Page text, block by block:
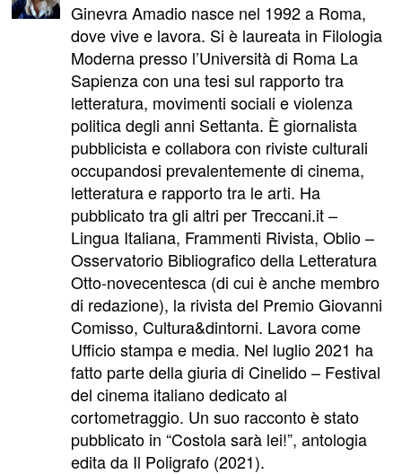
Ginevra Amadio nasce nel 1992 a Roma,
dove vive e lavora. Si è laureata in Filologia
Moderna presso l’Università di Roma La
Sapienza con una tesi sul rapporto tra
letteratura, movimenti sociali e violenza
politica degli anni Settanta. È giornalista
pubblicista e collabora con riviste culturali
occupandosi prevalentemente di cinema,
letteratura e rapporto tra le arti. Ha
pubblicato tra gli altri per Treccani.it –
Lingua Italiana, Frammenti Rivista, Oblio –
Osservatorio Bibliografico della Letteratura
Otto-novecentesca (di cui è anche membro
di redazione), la rivista del Premio Giovanni
Comisso, Cultura&dintorni. Lavora come
Ufficio stampa e media. Nel luglio 2021 ha
fatto parte della giuria di Cinelido – Festival
del cinema italiano dedicato al
cortometraggio. Un suo racconto è stato
pubblicato in “Costola sarà lei!”, antologia
edita da Il Poligrafo (2021).